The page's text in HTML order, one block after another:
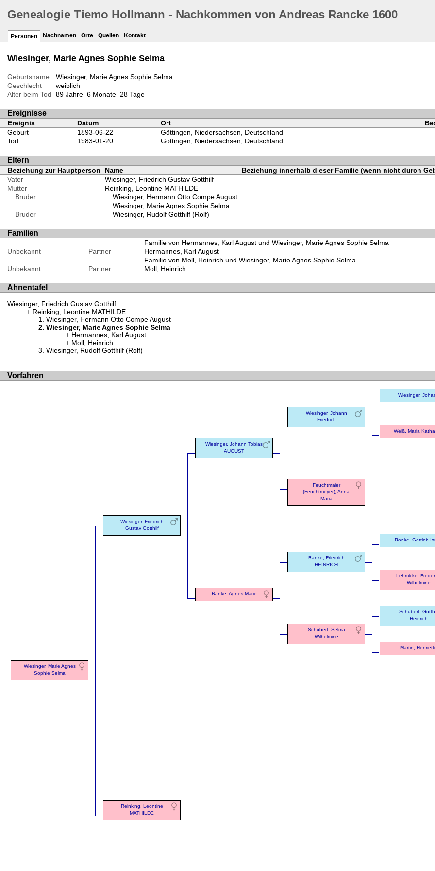
Genealogie Tiemo Hollmann - Nachkommen von Andreas Rancke 1600
Personen Nachnamen Orte Quellen Kontakt
Wiesinger, Marie Agnes Sophie Selma
Geburtsname
Wiesinger, Marie Agnes Sophie Selma
Geschlecht
weiblich
Alter beim Tod
89 Jahre, 6 Monate, 28 Tage
Ereignisse
Ereignis Datum Ort
Geburt
1893-06-22
Göttingen, Niedersachsen, Deutschland
Tod
1983-01-20 Göttingen, Niedersachsen, Deutschland
Eltern
Beziehung zur Hauptperson Name
Beziehung innerhalb dieser Familie (wenn nicht durch
Vater
Wiesinger, Friedrich Gustav Gotthilf
Mutter
Reinking, Leontine MATHILDE
Bruder
Wiesinger, Hermann Otto Compe August
Wiesinger, Marie Agnes Sophie Selma
Bruder
Wiesinger, Rudolf Gotthilf (Rolf)
Familien
Familie von Hermannes, Karl August und Wiesinger, Marie Agnes Sophie Selma
Unbekannt
Partner
Hermannes, Karl August
Familie von Moll, Heinrich und Wiesinger, Marie Agnes Sophie Selma
Unbekannt
Partner Moll, Heinrich
Ahnentafel
Wiesinger, Friedrich Gustav Gotthilf
Reinking, Leontine MATHILDE
Wiesinger, Hermann Otto Compe August
Wiesinger, Marie Agnes Sophie Selma
Hermannes, Karl August
Moll, Heinrich
Wiesinger, Rudolf Gotthilf (Rolf)
Vorfahren
Wiesinger, Marie Agnes
Sophie Selma
Wiesinger, Friedrich
Gustav Gotthilf
Wiesinger, Johann Tobias
AUGUST
Wiesinger, Johann
Friedrich
Wiesinger,
Weiß, Maria
Feuchtmaier
(Feuchtmeyer), Anna
Maria
Ranke, Agnes Marie
Ranke, Friedrich
HEINRICH
Ranke, Gottlob
Lehmicke,
Wilhelmine
Schubert, Selma
Wilhelmine
Schubert,
Heinrich
Martin,
Reinking, Leontine
MATHILDE